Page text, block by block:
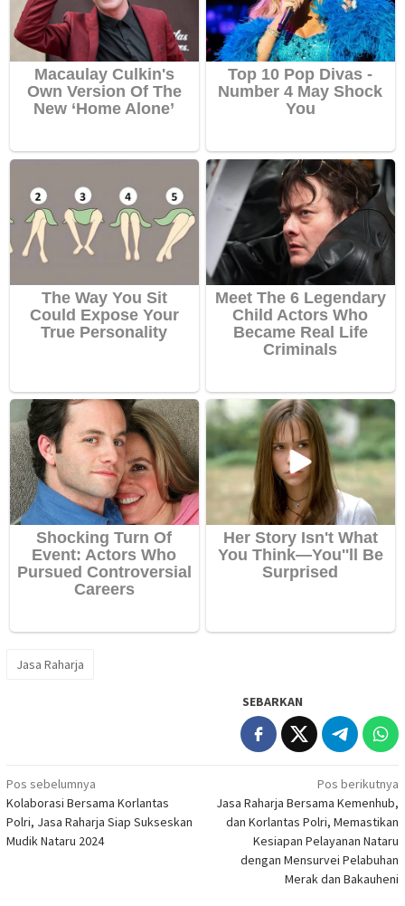
Jasa Raharja
SEBARKAN
Navigasi
pos
Pos sebelumnya
Kolaborasi Bersama Korlantas
Polri, Jasa Raharja Siap Sukseskan
Mudik Nataru 2024
Pos berikutnya
Jasa Raharja Bersama Kemenhub,
dan Korlantas Polri, Memastikan
Kesiapan Pelayanan Nataru
dengan Mensurvei Pelabuhan
Merak dan Bakauheni